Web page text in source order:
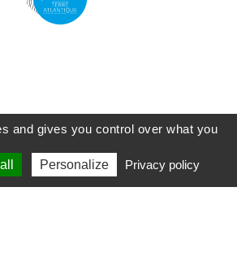
and gives you control over what you
Personalize Privacy policy